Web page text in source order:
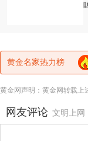
黄金名家热力榜
黄金网声明：黄金网转载上
网友评论 文明上网